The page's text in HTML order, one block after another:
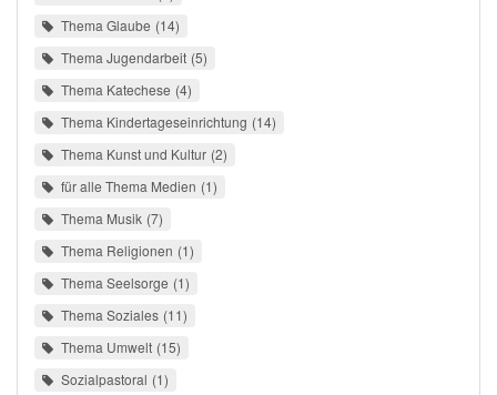
Thema Glaube 14
Thema Jugendarbeit 5
Thema Katechese 4
Thema Kindertageseinrichtung 14
Thema Kunst und Kultur 2
für alle Thema Medien 1
Thema Musik 7
Thema Religionen 1
Thema Seelsorge 1
Thema Soziales 11
Thema Umwelt 15
Sozialpastoral 1